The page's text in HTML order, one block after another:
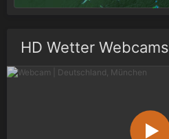
HD Wetter Webcams